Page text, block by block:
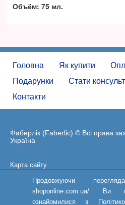
Объём: 75 мл.
Головна Як купити
Подарунки
Стати
Контакти
Фаберлік (Faberlic) © Всі права
Україна
Карта сайту
Продовжуючи
shoponline.com.ua/ Ви
ознайомилися з